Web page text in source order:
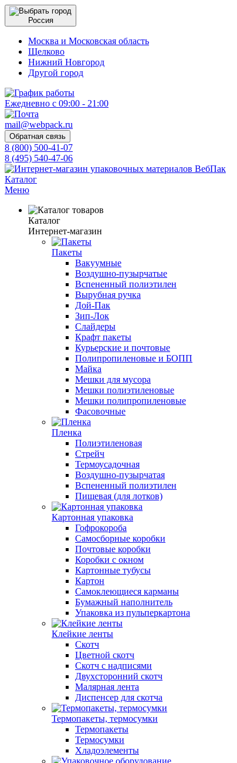
Россия
Москва и Московская область
Щелково
Нижний Новгород
Другой город
Ежедневно с 09:00 - 21:00
mail@webpack.ru
Обратная связь
8 (800) 500-41-07
8 (495) 540-47-06
Каталог
Меню
Каталог
Интернет-магазин
Пакеты
Вакуумные
Воздушно-пузырчатые
Вспененный полиэтилен
Вырубная ручка
Дой-Пак
Зип-Лок
Слайдеры
Крафт пакеты
Курьерские и почтовые
Полипропиленовые и БОПП
Майка
Мешки для мусора
Мешки полиэтиленовые
Мешки полипропиленовые
Фасовочные
Пленка
Полиэтиленовая
Стрейч
Термоусадочная
Воздушно-пузырчатая
Вспененный полиэтилен
Пищевая (для лотков)
Картонная упаковка
Гофрокороба
Самосборные коробки
Почтовые коробки
Коробки с окном
Картонные тубусы
Картон
Самоклеющиеся карманы
Бумажный наполнитель
Упаковка из пульперкартона
Клейкие ленты
Скотч
Цветной скотч
Скотч с надписями
Двухсторонний скотч
Малярная лента
Диспенсер для скотча
Термопакеты, термосумки
Термопакеты
Термосумки
Хладоэлементы